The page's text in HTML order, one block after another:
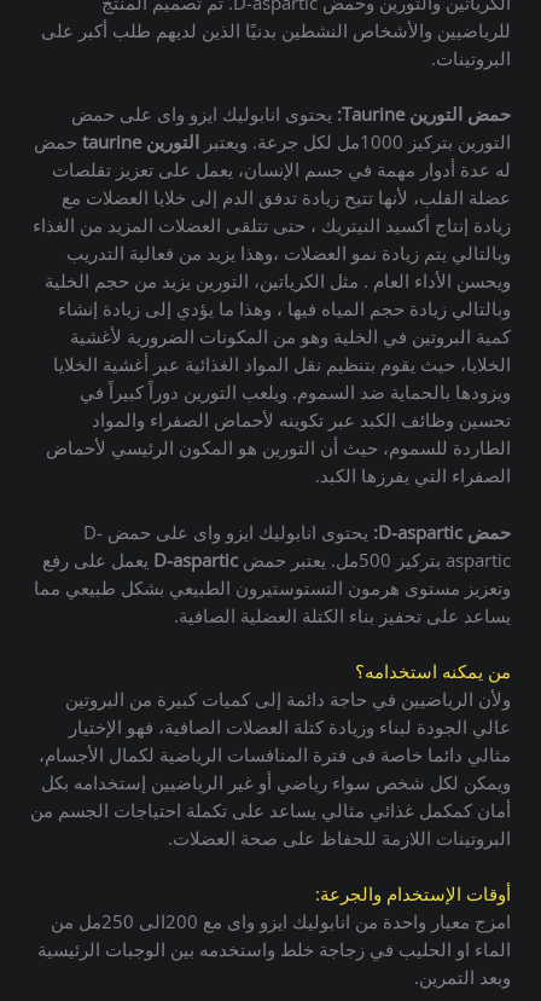
للرياضيين والأشخاص النشطين بدنيًا الذين لديهم طلب أكبر على
البروتينات.
حمض التورين Taurine:
يحتوى انابوليك ايزو واى على حمض
التورين بتركيز 1000مل لكل جرعة. ويعتبر
التورين taurine
حمض
له عدة أدوار مهمة في جسم الإنسان، يعمل على تعزيز تقلصات
عضلة القلب، لأنها تتيح زيادة تدفق الدم إلى خلايا العضلات مع
زيادة إنتاج أكسيد النيتريك ، حتى تتلقى العضلات المزيد من الغذاء
وبالتالي يتم زيادة نمو العضلات ،وهذا يزيد من فعالية التدريب
ويحسن الأداء العام . مثل الكرياتين، التورين يزيد من حجم الخلية
وبالتالي زيادة حجم المياه فيها ، وهذا ما يؤدي إلى زيادة إنشاء
كمية البروتين في الخلية وهو من المكونات الضرورية لأغشية
الخلايا، حيث يقوم بتنظيم نقل المواد الغذائية عبر أغشية الخلايا
ويزودها بالحماية ضد السموم. ويلعب التورين دوراً كبيراً في
تحسين وظائف الكبد عبر تكوينه لأحماض الصفراء والمواد
الطاردة للسموم، حيث أن التورين هو المكون الرئيسي لأحماض
الصفراء التي يفرزها الكبد.
حمض D-aspartic:
يحتوى انابوليك ايزو واى على حمض D-
aspartic بتركيز 500مل. يعتبر حمض
D-aspartic يعمل على رفع
وتعزيز مستوى هرمون التستوستيرون الطبيعي بشكل طبيعي مما
يساعد على تحفيز بناء الكتلة العضلية الصافية.
من يمكنه استخدامه؟
ولأن الرياضيين في حاجة دائمة إلى كميات كبيرة من البروتين
عالي الجودة لبناء وزيادة كتلة العضلات الصافية، فهو الإختيار
مثالي دائما خاصة فى فترة المنافسات الرياضية لكمال الأجسام،
ويمكن لكل شخص سواء رياضي أو غير الرياضيين إستخدامه بكل
أمان كمكمل غذائي مثالي يساعد على تكملة احتياجات الجسم من
البروتينات اللازمة للحفاظ على صحة العضلات.
أوقات الإستخدام والجرعة:
امزج معيار واحدة من انابوليك ايزو واى مع 200الى 250مل من
الماء او الحليب في زجاجة خلط واستخدمه بين الوجبات الرئيسية
وبعد التمرين.